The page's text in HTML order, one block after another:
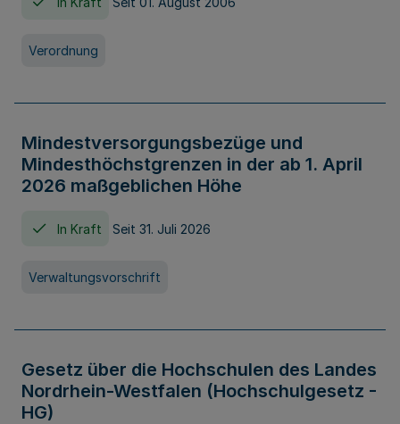
Verordnung
Mindestversorgungsbezüge und
Mindesthöchstgrenzen in der ab 1. April
2026 maßgeblichen Höhe
In Kraft Seit 31. Juli 2026
Verwaltungsvorschrift
Gesetz über die Hochschulen des Landes
Nordrhein-Westfalen (Hochschulgesetz -
HG)